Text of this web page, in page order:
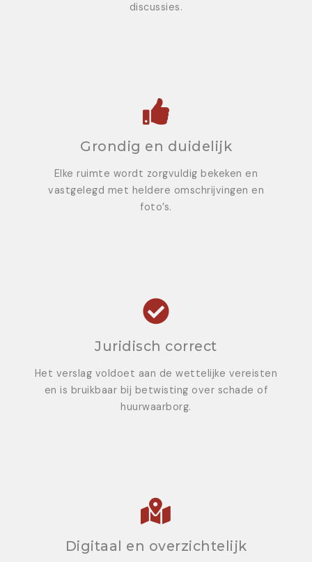
discussies.
Grondig en duidelijk
Elke ruimte wordt zorgvuldig bekeken en
vastgelegd met heldere omschrijvingen en
foto’s.
Juridisch correct
Het verslag voldoet aan de wettelijke vereisten
en is bruikbaar bij betwisting over schade of
huurwaarborg.
Digitaal en overzichtelijk